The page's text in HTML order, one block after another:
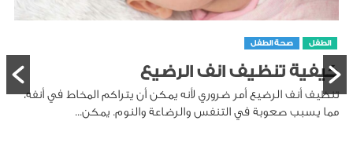
الطفل صحة الطفل
كيفية تنظيف انف الرضيع
تنظيف أنف الرضيع أمر ضروري لأنه يمكن أن يتراكم المخاط في أنفه،
مما يسبب صعوبة في التنفس والرضاعة والنوم. يمكن...